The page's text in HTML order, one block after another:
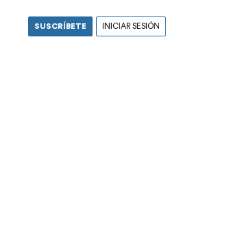
SUSCRÍBETE INICIAR SESIÓN